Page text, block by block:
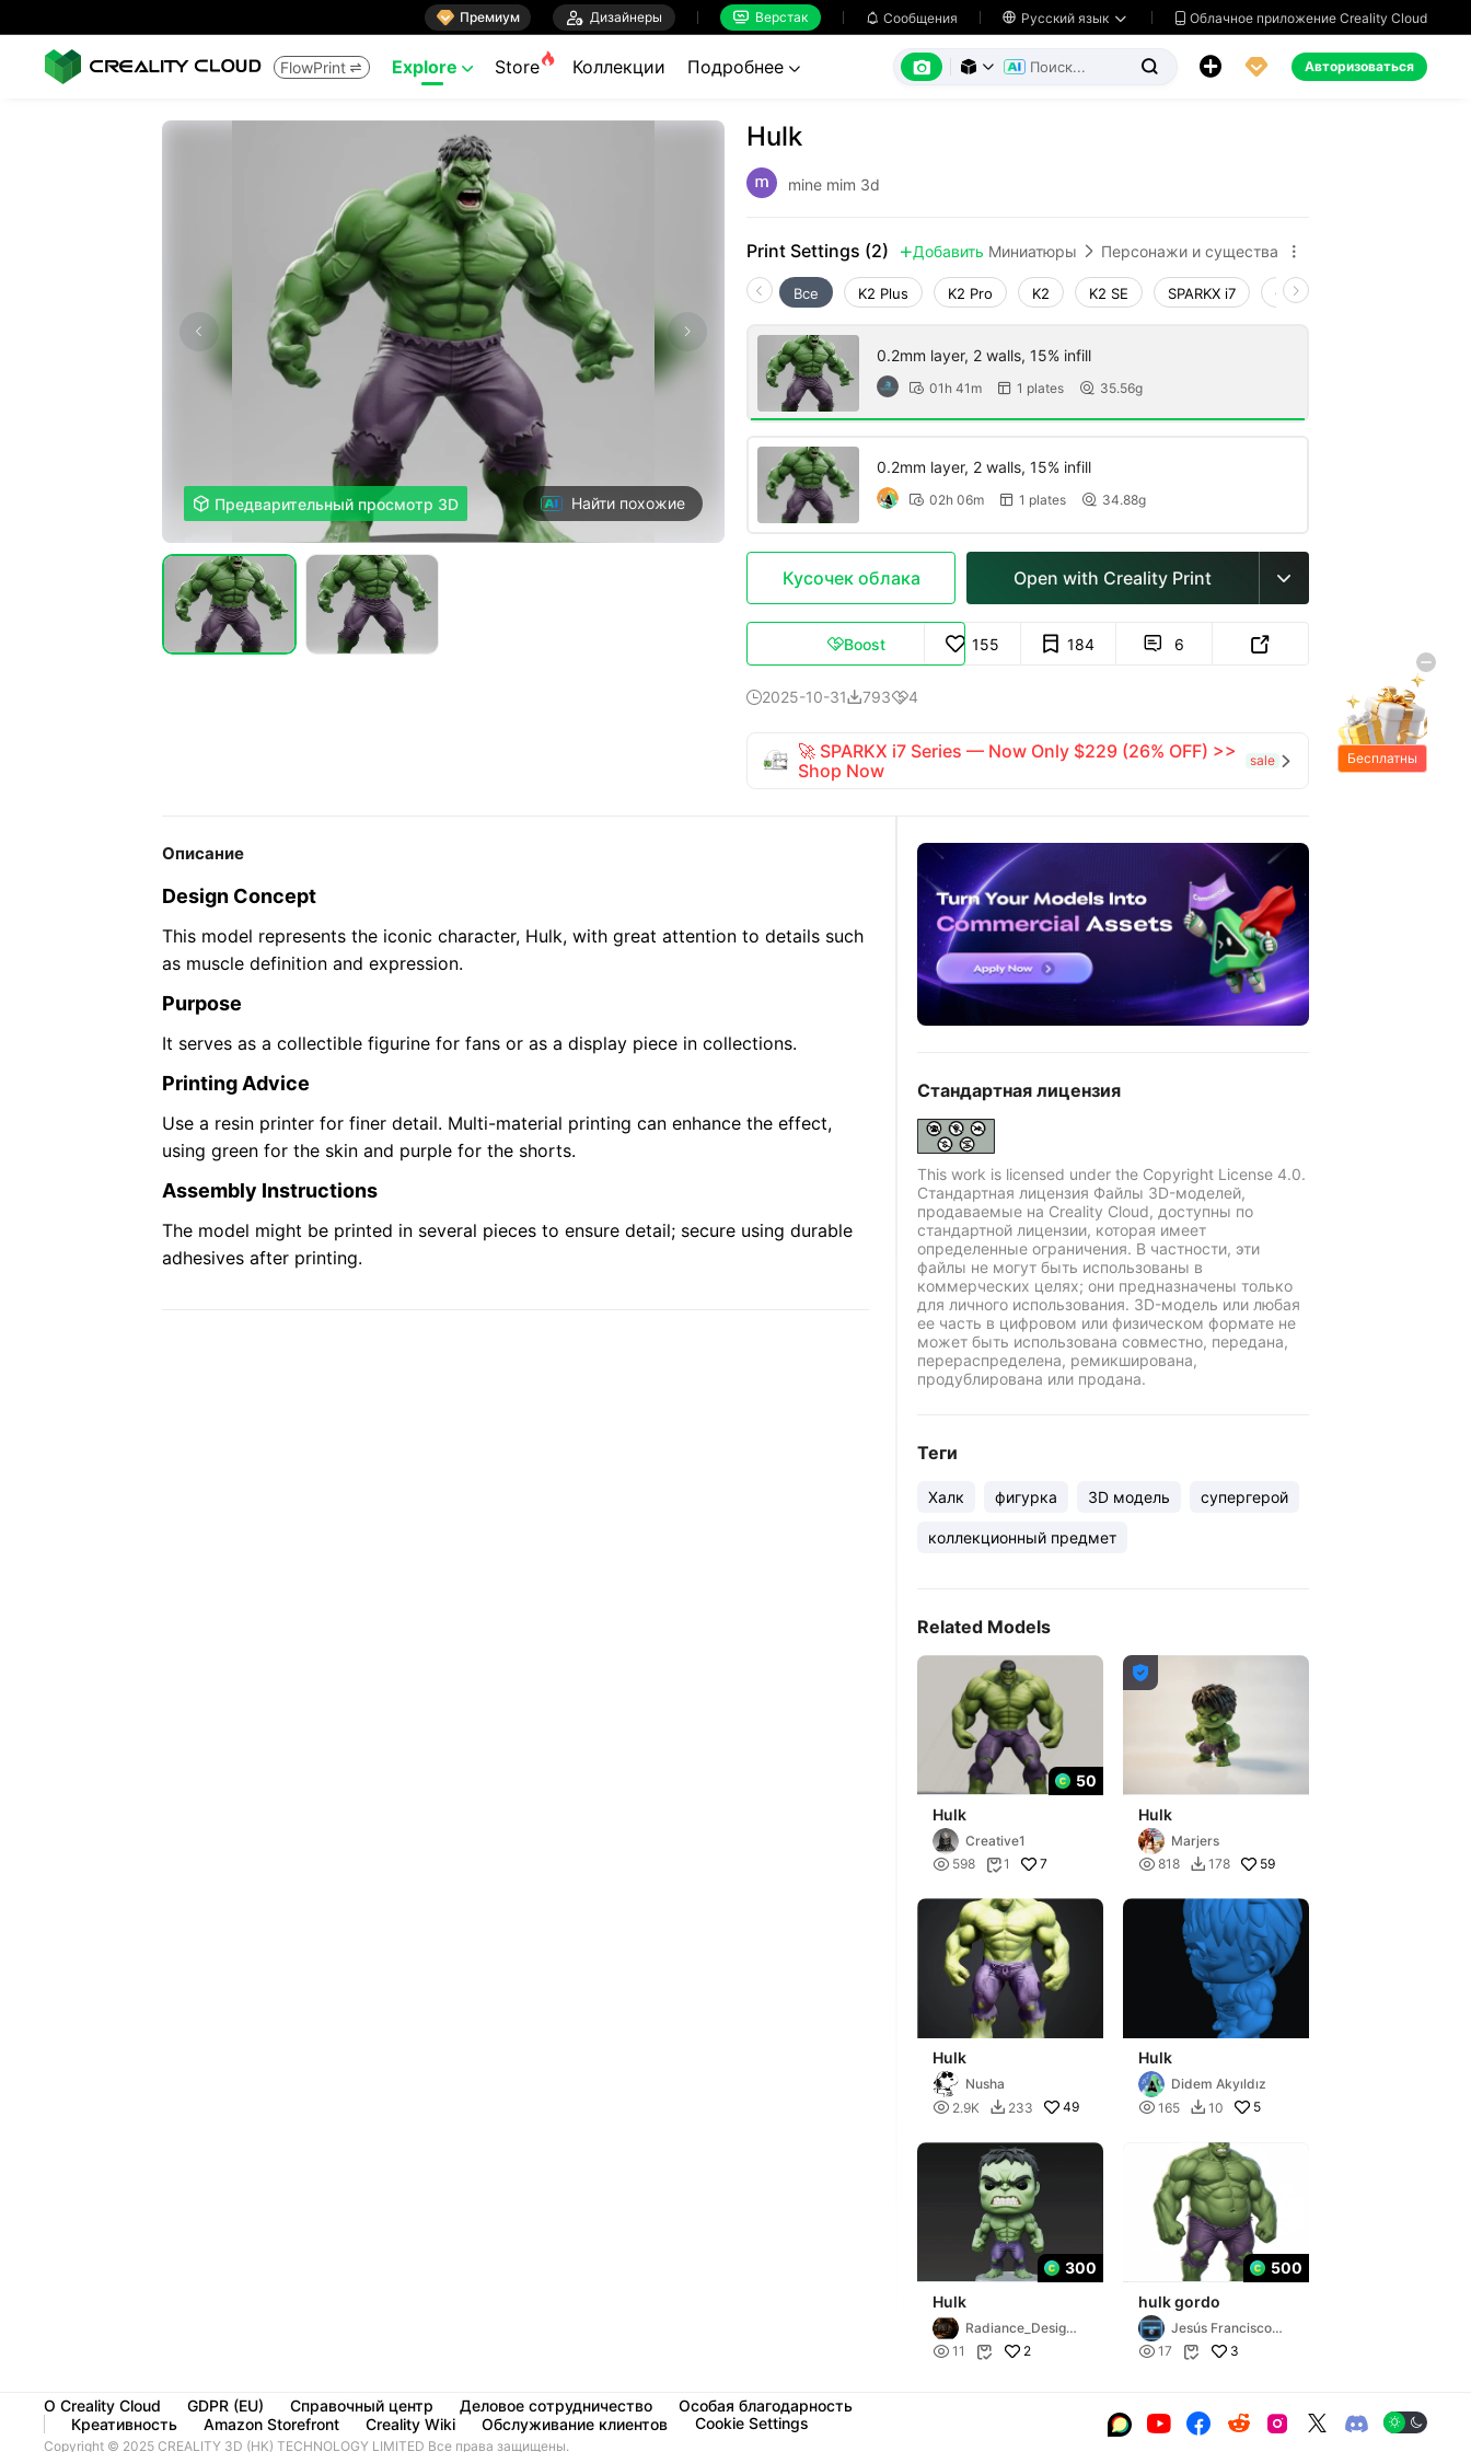
 Премиум  Дизайнеры  Верстак  Сообщения  Русский язык   Облачное приложение Creality Cloud
FlowPrint  Explore  Store Коллекции Подробнее        Авторизоваться
 Предварительный просмотр 3D Найти похожие
Hulk
mine mim 3d
Print Settings (2)  Добавить Миниатюры  Персонажи и существа 
Все K2 Plus K2 Pro K2 K2 SE SPARKX i7 Creality Hi
0.2mm layer, 2 walls, 15% infill
 01h 41m  1 plates  35.56g
0.2mm layer, 2 walls, 15% infill
 02h 06m  1 plates  34.88g
Кусочек облака Open with Creality Print 
Boost 155 184  6 
2025-10-317934
🚀 SPARKX i7 Series — Now Only $229 (26% OFF) >>
Shop Now
sale 
Описание
Design Concept
This model represents the iconic character, Hulk, with great attention to details such
as muscle definition and expression.
Purpose
It serves as a collectible figurine for fans or as a display piece in collections.
Printing Advice
Use a resin printer for finer detail. Multi-material printing can enhance the effect,
using green for the skin and purple for the shorts.
Assembly Instructions
The model might be printed in several pieces to ensure detail; secure using durable
adhesives after printing.
Стандартная лицензия
This work is licensed under the Copyright License 4.0.
Стандартная лицензия Файлы 3D-моделей,
продаваемые на Creality Cloud, доступны по
стандартной лицензии, которая имеет
определенные ограничения. В частности, эти
файлы не могут быть использованы в
коммерческих целях; они предназначены только
для личного использования. 3D-модель или любая
ее часть в цифровом или физическом формате не
может быть использована совместно, передана,
перераспределена, ремикширована,
продублирована или продана.
Теги
Халк фигурка 3D модель супергерой
коллекционный предмет
Related Models
50
Hulk
Creative1
 598 1 7

Hulk
Marjers
 818  178 59
Hulk
Nusha
 2.9K  233 49
Hulk
Didem Akyıldız
 165  10 5
300
Hulk
Radiance_Design
 11  2
500
hulk gordo
Jesús Francisco
Aguilar flores
 17  3
О Creality Cloud GDPR (EU) Справочный центр Деловое сотрудничество
Особая благодарность
Креативность
Amazon Storefront Creality Wiki Обслуживание клиентов Cookie Settings
Copyright © 2025 CREALITY 3D (HK) TECHNOLOGY LIMITED Все права защищены.
     
Бесплатны